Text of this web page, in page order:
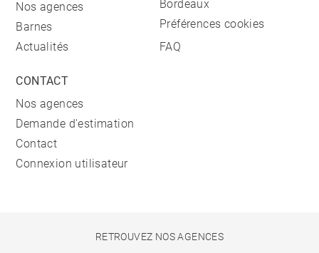
Nos agences
Barnes
Actualités
Bordeaux
Préférences cookies
FAQ
CONTACT
Nos agences
Demande d'estimation
Contact
Connexion utilisateur
RETROUVEZ NOS AGENCES